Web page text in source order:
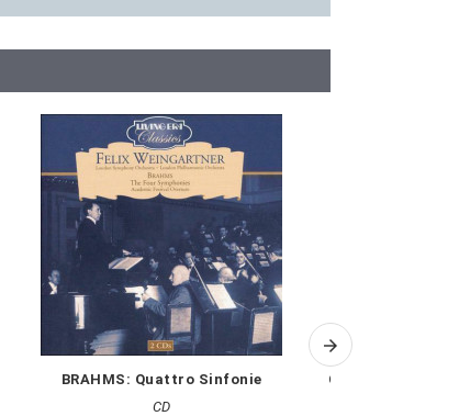
BRAHMS: Quattro Sinfonie
CD
CIAIKOVSKY: